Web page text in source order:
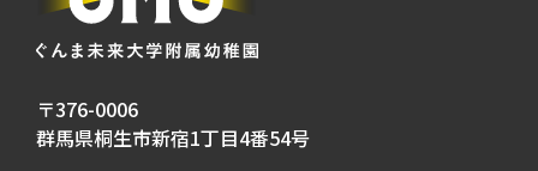
〒376-0006
群馬県桐生市新宿1丁目4番54号